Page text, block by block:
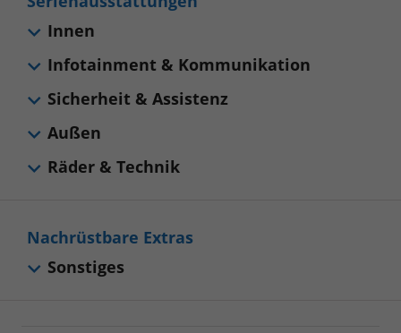
Innen
Infotainment & Kommunikation
Sicherheit & Assistenz
Außen
Räder & Technik
Nachrüstbare Extras
Sonstiges